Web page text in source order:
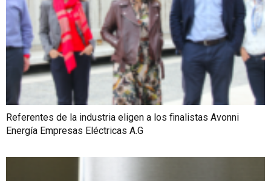
Referentes de la industria eligen a los finalistas Avonni
Energía Empresas Eléctricas A.G